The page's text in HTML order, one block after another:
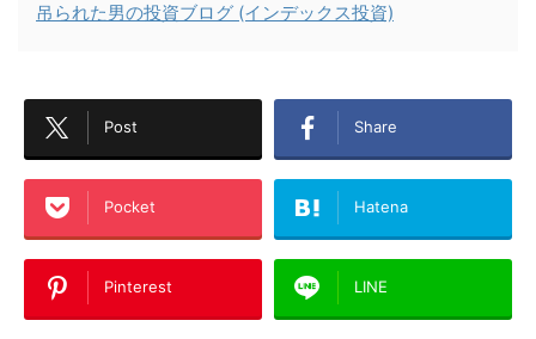
吊られた男の投資ブログ (インデックス投資)
Post Share
Pocket Hatena
Pinterest LINE